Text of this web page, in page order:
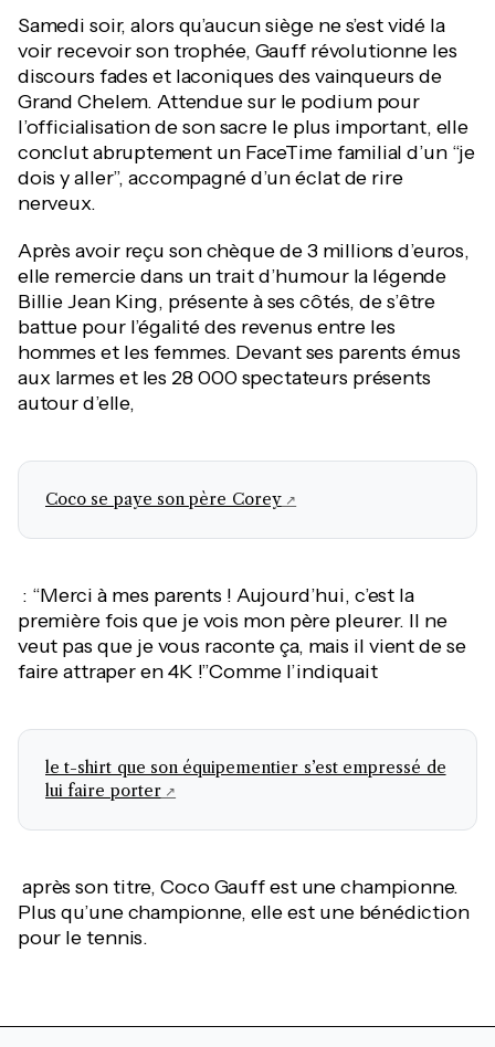
Samedi soir, alors qu’aucun siège ne s’est vidé la
voir recevoir son trophée, Gauff révolutionne les
discours fades et laconiques des vainqueurs de
Grand Chelem. Attendue sur le podium pour
l’officialisation de son sacre le plus important, elle
conclut abruptement un FaceTime familial d’un “je
dois y aller”, accompagné d’un éclat de rire
nerveux.
Après avoir reçu son chèque de 3 millions d’euros,
elle remercie dans un trait d’humour la légende
Billie Jean King, présente à ses côtés, de s’être
battue pour l’égalité des revenus entre les
hommes et les femmes. Devant ses parents émus
aux larmes et les 28 000 spectateurs présents
autour d’elle,
Coco se paye son père Corey
: “Merci à mes parents ! Aujourd’hui, c’est la
première fois que je vois mon père pleurer. Il ne
veut pas que je vous raconte ça, mais il vient de se
faire attraper en 4K !”Comme l’indiquait
le t-shirt que son équipementier s’est empressé de
lui faire porter
après son titre, Coco Gauff est une championne.
Plus qu’une championne, elle est une bénédiction
pour le tennis.